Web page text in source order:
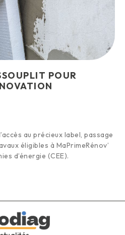
POUR
au précieux label, passage
éligibles à MaPrimeRénov’
d’énergie (CEE).